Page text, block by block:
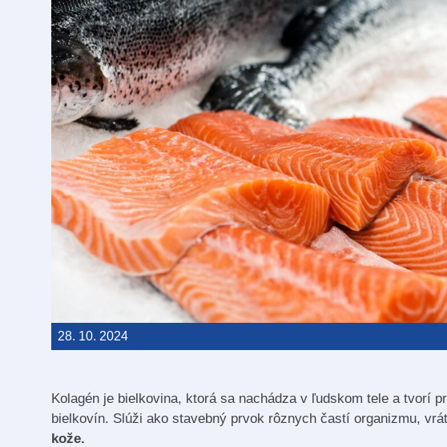
28. 10. 2024
Kolagén je bielkovina, ktorá sa nachádza v ľudskom tele a tvorí
bielkovín. Slúži ako stavebný prvok rôznych častí organizmu,
kože.